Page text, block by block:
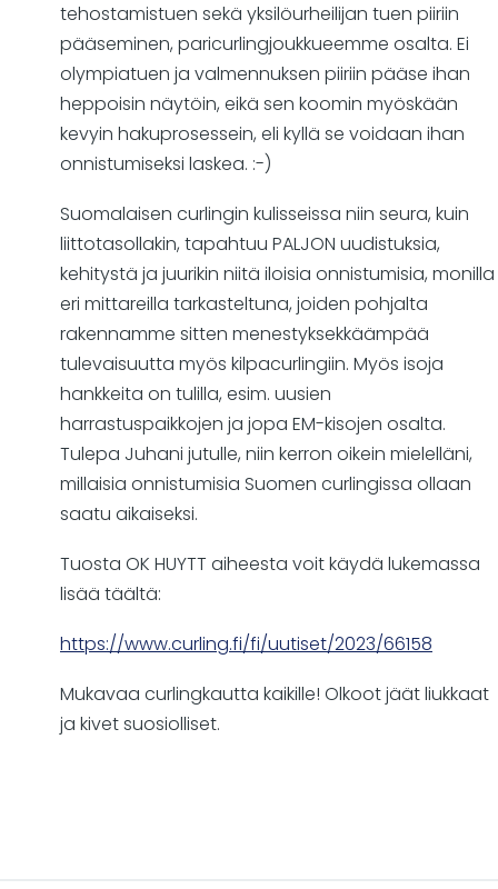
tehostamistuen sekä yksilöurheilijan tuen piiriin
pääseminen, paricurlingjoukkueemme osalta. Ei
olympiatuen ja valmennuksen piiriin pääse ihan
heppoisin näytöin, eikä sen koomin myöskään
kevyin hakuprosessein, eli kyllä se voidaan ihan
onnistumiseksi laskea. :-)
Suomalaisen curlingin kulisseissa niin seura, kuin
liittotasollakin, tapahtuu PALJON uudistuksia,
kehitystä ja juurikin niitä iloisia onnistumisia, monilla
eri mittareilla tarkasteltuna, joiden pohjalta
rakennamme sitten menestyksekkäämpää
tulevaisuutta myös kilpacurlingiin. Myös isoja
hankkeita on tulilla, esim. uusien
harrastuspaikkojen ja jopa EM-kisojen osalta.
Tulepa Juhani jutulle, niin kerron oikein mielelläni,
millaisia onnistumisia Suomen curlingissa ollaan
saatu aikaiseksi.
Tuosta OK HUYTT aiheesta voit käydä lukemassa
lisää täältä:
https://www.curling.fi/fi/uutiset/2023/66158
Mukavaa curlingkautta kaikille! Olkoot jäät liukkaat
ja kivet suosiolliset.